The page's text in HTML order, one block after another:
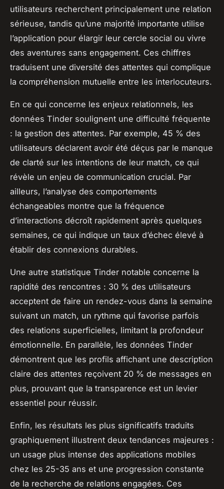
utilisateurs recherchent principalement une relation
sérieuse, tandis qu’une majorité importante utilise
l’application pour élargir leur cercle social ou vivre
des aventures sans engagement. Ces chiffres
traduisent une diversité des attentes qui complique
la compréhension mutuelle entre les interlocuteurs.
En ce qui concerne les enjeux relationnels, les
données Tinder soulignent une difficulté fréquente
: la gestion des attentes. Par exemple, 45 % des
utilisateurs déclarent avoir été déçus par le manque
de clarté sur les intentions de leur match, ce qui
révèle un enjeu de communication crucial. Par
ailleurs, l’analyse des comportements
échangeables montre que la fréquence
d’interactions décroît rapidement après quelques
semaines, ce qui indique un taux d’échec élevé à
établir des connexions durables.
Une autre statistique Tinder notable concerne la
rapidité des rencontres : 30 % des utilisateurs
acceptent de faire un rendez-vous dans la semaine
suivant un match, un rythme qui favorise parfois
des relations superficielles, limitant la profondeur
émotionnelle. En parallèle, les données Tinder
démontrent que les profils affichant une description
claire des attentes reçoivent 20 % de messages en
plus, prouvant que la transparence est un levier
essentiel pour réussir.
Enfin, les résultats les plus significatifs traduits
graphiquement illustrent deux tendances majeures :
un usage plus intense des applications mobiles
chez les 25-35 ans et une progression constante
de la recherche de relations engagées. Ces